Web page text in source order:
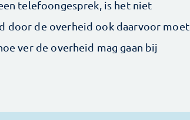
telefoongesprek, is het niet
door de overheid ook daarvoor moet
ver de overheid mag gaan bij